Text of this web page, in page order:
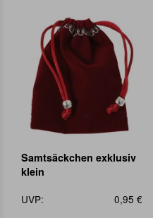
Samtsäckchen exklusiv
klein
UVP:
0,95 €